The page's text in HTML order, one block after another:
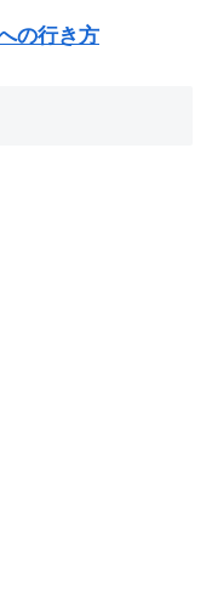
の行き方